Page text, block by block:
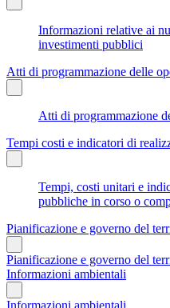
Informazioni relative ai
investimenti pubblici
Atti di programmazione delle
Atti di programmazione
Tempi costi e indicatori di
Tempi, costi unitari e
pubbliche in corso o
Pianificazione e governo del
Pianificazione e governo del
Informazioni ambientali
Informazioni ambientali